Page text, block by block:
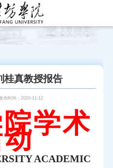
桂真教授报告
布时间：2010-11-12
学术
ACADEMIC